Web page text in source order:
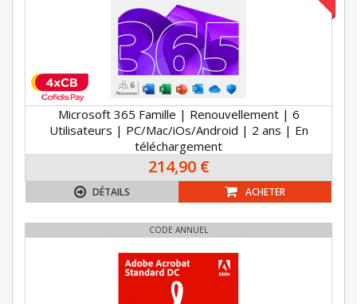
Microsoft 365 Famille | Renouvellement | 6
Utilisateurs | PC/Mac/iOs/Android | 2 ans | En
téléchargement
214,90 €
DÉTAILS ACHETER
CODE ANNUEL